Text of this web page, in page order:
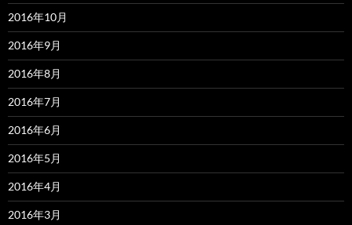
2016年10月
2016年9月
2016年8月
2016年7月
2016年6月
2016年5月
2016年4月
2016年3月